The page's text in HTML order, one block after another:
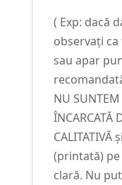
( Exp: dacă
observați
sau apar
NU
ÎNCARCATĂ
(printată)
clară. Nu